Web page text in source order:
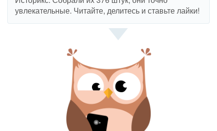
увлекательные. Читайте, делитесь и ставьте лайки!